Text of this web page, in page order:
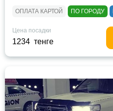
ОПЛАТА КАРТОЙ ПО ГОРОДУ
Цена посадки
1234 тенге